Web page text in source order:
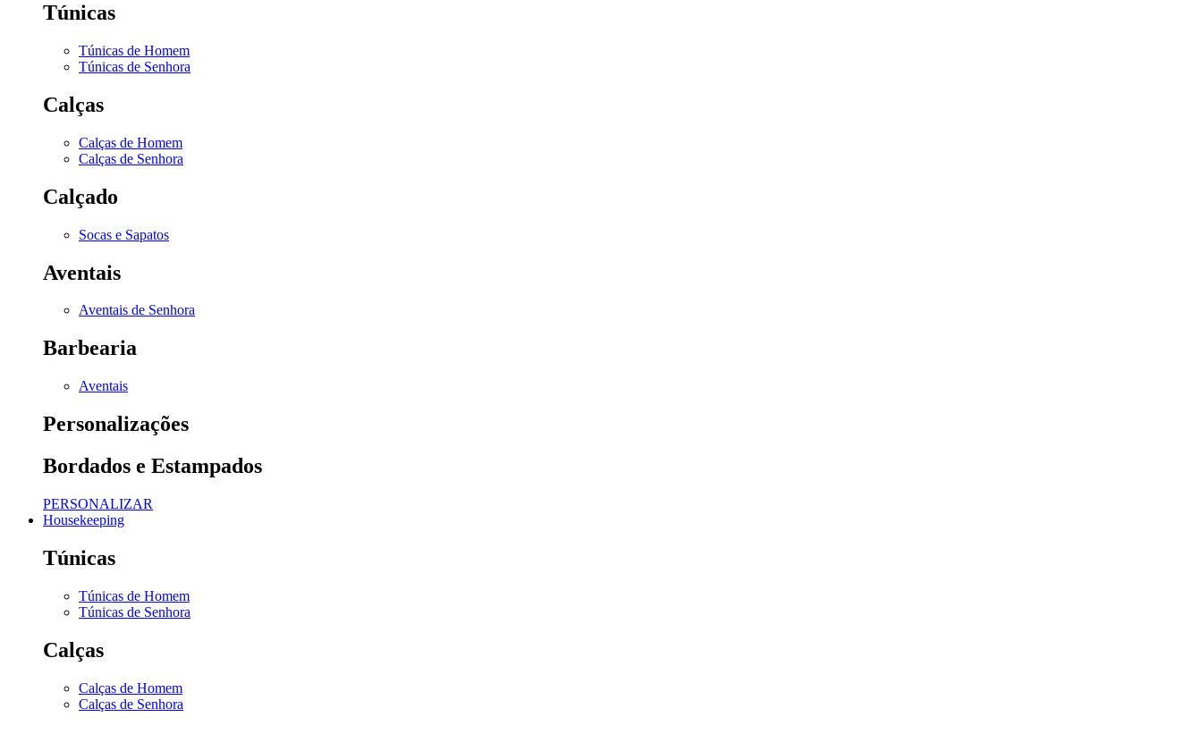
Túnicas
Túnicas de Homem
Túnicas de Senhora
Calças
Calças de Homem
Calças de Senhora
Calçado
Socas e Sapatos
Aventais
Aventais de Senhora
Barbearia
Aventais
Personalizações
Bordados e Estampados
PERSONALIZAR
Housekeeping
Túnicas
Túnicas de Homem
Túnicas de Senhora
Calças
Calças de Homem
Calças de Senhora